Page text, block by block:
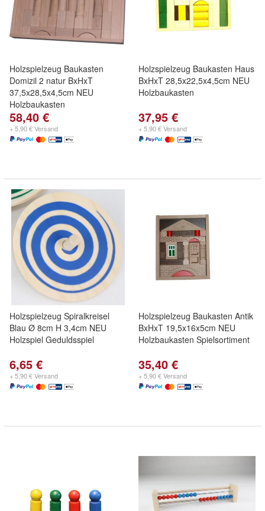
Holzspielzeug Baukasten
Domizil 2 natur BxHxT
37,5x28,5x4,5cm NEU
Holzbaukasten
58,40 €
+ 5,90 € Versand
Holzspielzeug Baukasten Haus
BxHxT 28,5x22,5x4,5cm NEU
Holzbaukasten
37,95 €
+ 5,90 € Versand
Holzspielzeug Spiralkreisel
Blau Ø 8cm H 3,4cm NEU
Holzspiel Geduldsspiel
6,65 €
+ 5,90 € Versand
Holzspielzeug Baukasten Antik
BxHxT 19,5x16x5cm NEU
Holzbaukasten Spielsortiment
35,40 €
+ 5,90 € Versand